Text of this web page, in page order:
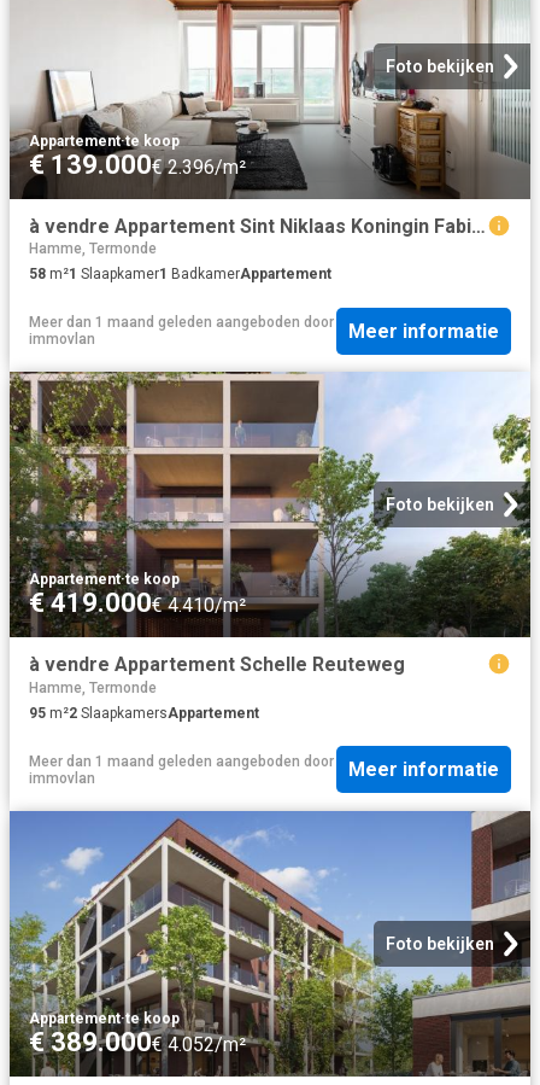
Foto bekijken
Appartement·te koop
€ 139.000€ 2.396/m²
à vendre Appartement Sint Niklaas Koningin Fabiolapark
Hamme, Termonde
58 m²1 Slaapkamer1 BadkamerAppartement
Meer dan 1 maand geleden aangeboden door
immovlan
Meer informatie
Foto bekijken
Appartement·te koop
€ 419.000€ 4.410/m²
à vendre Appartement Schelle Reuteweg
Hamme, Termonde
95 m²2 SlaapkamersAppartement
Meer dan 1 maand geleden aangeboden door
immovlan
Meer informatie
Foto bekijken
Appartement·te koop
€ 389.000€ 4.052/m²